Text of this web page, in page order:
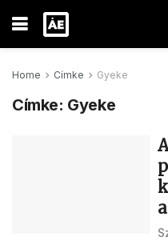
Home Címke Gyeke
Címke: Gyeke